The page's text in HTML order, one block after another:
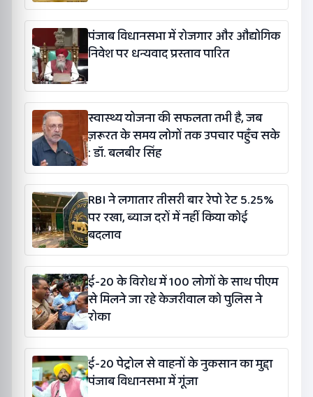
पंजाब विधानसभा में रोजगार और औद्योगिक
निवेश पर धन्यवाद प्रस्ताव पारित
स्वास्थ्य योजना की सफलता तभी है, जब
ज़रूरत के समय लोगों तक उपचार पहुँच सके
: डॉ. बलबीर सिंह
RBI ने लगातार तीसरी बार रेपो रेट 5.25%
पर रखा, ब्याज दरों में नहीं किया कोई
बदलाव
ई-20 के विरोध में 100 लोगों के साथ पीएम
से मिलने जा रहे केजरीवाल को पुलिस ने
रोका
ई-20 पेट्रोल से वाहनों के नुकसान का मुद्दा
पंजाब विधानसभा में गूंजा